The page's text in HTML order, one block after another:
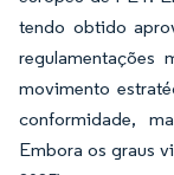
tendo obtido
regulamentações
movimento
conformidade,
Embora os graus